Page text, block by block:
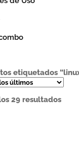
etiquetados
29 resultados